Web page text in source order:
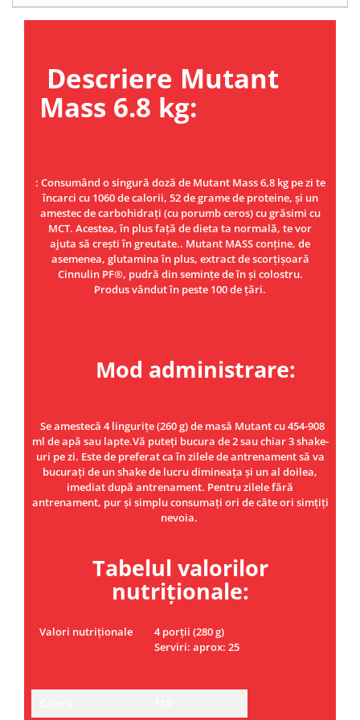
Under Armour
Weider
ZenanaDescriere Mutant
Mass 6.8 kg:
: Consumând o singură doză de Mutant Mass 6,8 kg pe zi te
încarci cu 1060 de calorii, 52 de grame de proteine, și un
amestec de carbohidrați (cu porumb ceros) cu grăsimi cu
MCT. Acestea, în plus față de dieta ta normală, te vor
ajuta să crești în greutate.. Mutant MASS conține, de
asemenea, glutamina în plus, extract de scorțișoară
Cinnulin PF®, pudră din semințe de în și colostru.
Produs vândut în peste 100 de țări.
Mod administrare:
Se amestecă 4 lingurițe (260 g) de masă Mutant cu 454-908
ml de apă sau lapte.Vă puteți bucura de 2 sau chiar 3 shake-
uri pe zi. Este de preferat ca în zilele de antrenament să va
bucurați de un shake de lucru dimineața și un al doilea,
imediat după antrenament. Pentru zilele fără
antrenament, pur și simplu consumați ori de câte ori simțiți
nevoia.
Tabelul valorilor
nutriționale:
Valori nutriționale
4 porții (280 g)
Serviri: aprox: 25